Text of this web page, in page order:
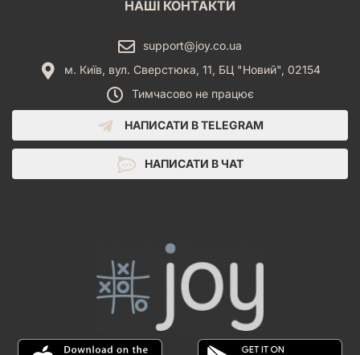
НАШІ КОНТАКТИ
support@joy.co.ua
м. Київ, вул. Сверстюка, 11, БЦ "Новий", 02154
Тимчасово не працює
НАПИСАТИ В TELEGRAM
НАПИСАТИ В ЧАТ